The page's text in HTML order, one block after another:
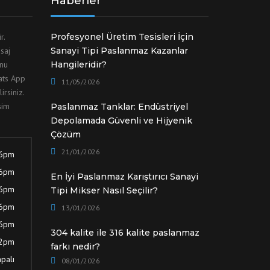
App
Profesyonel Üretim Tesisleri İçin
Sanayi Tipi Paslanmaz Kazanlar
Hangileridir?
11/05/2026
Paslanmaz Tanklar: Endüstriyel
Depolamada Güvenli ve Hijyenik
Çözüm
21/01/2026
En İyi Paslanmaz Karıştırıcı Sanayi
Tipi Mikser Nasıl Seçilir?
13/01/2026
304 kalite ile 316 kalite paslanmaz
farkı nedir?
08/01/2026